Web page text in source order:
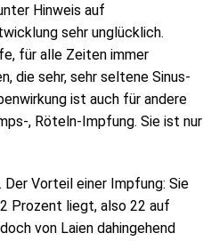
Hinweis auf
sehr unglücklich.
für alle Zeiten immer
die sehr, sehr seltene Sinus-
ist auch für andere
, Röteln-Impfung. Sie ist nur
Vorteil einer Impfung: Sie
Prozent liegt, also 22 auf
von Laien dahingehend